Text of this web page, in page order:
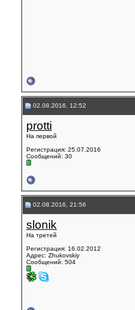
02.08.2016, 12:52
protti
На первой
Регистрация: 25.07.2016
Сообщений: 30
02.08.2016, 21:56
slonik
На третей
Регистрация: 16.02.2012
Адрес: Zhukovskiy
Сообщений: 504